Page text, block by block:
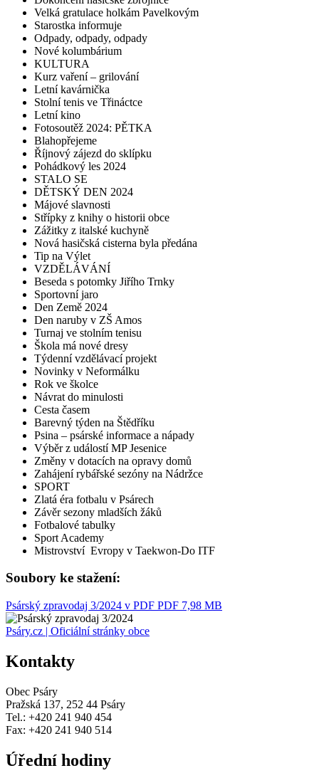
Velká gratulace holkám Pavelkovým
Starostka informuje
Odpady, odpady, odpady
Nové kolumbárium
KULTURA
Kurz vaření – grilování
Letní kavárnička
Stolní tenis ve Třináctce
Letní kino
Fotosoutěž 2024: PĚTKA
Blahopřejeme
Říjnový zájezd do sklípku
Pohádkový les 2024
STALO SE
DĚTSKÝ DEN 2024
Májové slavnosti
Střípky z knihy o historii obce
Zážitky z italské kuchyně
Nová hasičská cisterna byla předána
Tip na Výlet
VZDĚLÁVÁNÍ
Beseda s potomky Jiřího Trnky
Sportovní jaro
Den Země 2024
Den naruby v ZŠ Amos
Turnaj ve stolním tenisu
Škola má nové dresy
Týdenní vzdělávací projekt
Novinky v Neformálku
Rok ve školce
Návrat do minulosti
Cesta časem
Barevný týden na Štědříku
Psina – psárské informace a nápady
Výběr z událostí MP Jesenice
Změny v dotacích na opravy domů
Zahájení rybářské sezóny na Nádržce
SPORT
Zlatá éra fotbalu v Psárech
Závěr sezony mladších žáků
Fotbalové tabulky
Sport Academy
Mistrovství Evropy v Taekwon-Do ITF
Soubory ke stažení:
Psárský zpravodaj 3/2024 v PDF PDF 7,98 MB
Psáry.cz | Oficiální stránky obce
Kontakty
Obec Psáry
Pražská 137, 252 44 Psáry
Tel.: +420 241 940 454
Fax: +420 241 940 514
Úřední hodiny